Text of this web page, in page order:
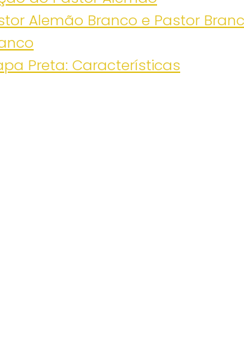
Alemão Branco e Pastor
Preta: Características